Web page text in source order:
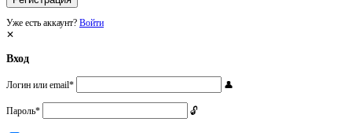
Уже есть аккаунт? Войти
Вход
Логин или email*
Пароль*